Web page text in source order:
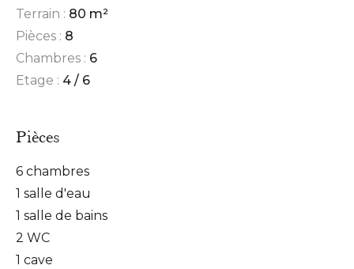
Terrain : 80 m²
Pièces : 8
Chambres : 6
Etage : 4 / 6
Pièces
6 chambres
1 salle d'eau
1 salle de bains
2 WC
1 cave